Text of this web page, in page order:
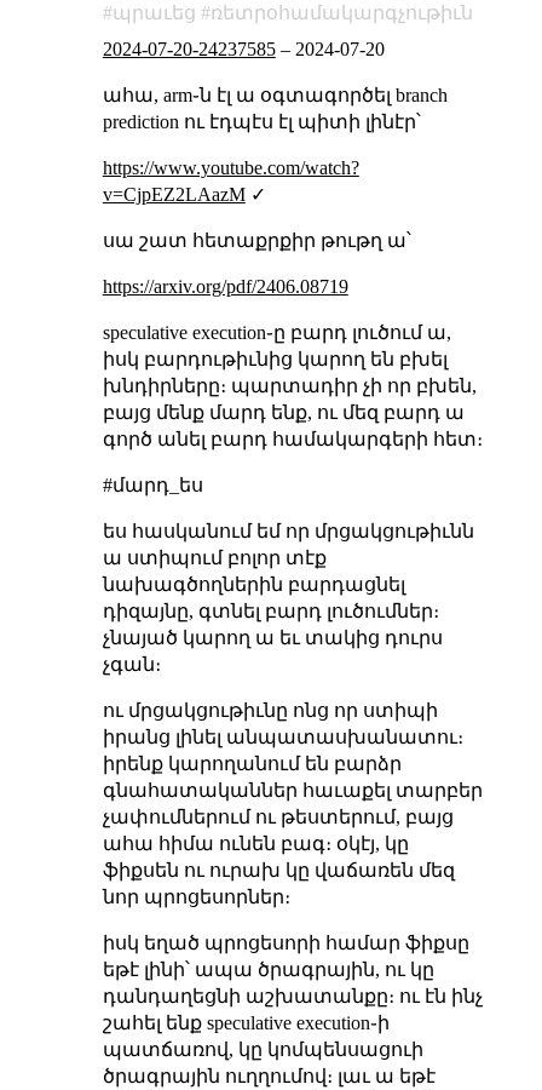
պրաւեց
ռետրօհամակարգչութիւն
2024-07-20-24237585– 2024-07-20
ահա, arm֊ն էլ ա օգտագործել branch
prediction ու էդպէս էլ պիտի լինէր՝
https://www.youtube.com/watch?
v=CjpEZ2LAazM✓
սա շատ հետաքրքիր թութղ ա՝
https://arxiv.org/pdf/2406.08719
speculative execution֊ը բարդ լուծում ա,
իսկ բարդութիւնից կարող են բխել
խնդիրները։ պարտադիր չի որ բխեն,
բայց մենք մարդ ենք, ու մեզ բարդ ա
գործ անել բարդ համակարգերի հետ։
#մարդ_ես
ես հասկանում եմ որ մրցակցութիւնն
ա ստիպում բոլոր տէք
նախագծողներին բարդացնել
դիզայնը, գտնել բարդ լուծումներ։
չնայած կարող ա եւ տակից դուրս
չգան։
ու մրցակցութիւնը ոնց որ ստիպի
իրանց լինել անպատասխանատու։
իրենք կարողանում են բարձր
գնահատականներ հաւաքել տարբեր
չափումներում ու թեստերում, բայց
ահա հիմա ունեն բագ։ օկէյ, կը
ֆիքսեն ու ուրախ կը վաճառեն մեզ
նոր պրոցեսորներ։
իսկ եղած պրոցեսորի համար ֆիքսը
եթէ լինի՝ ապա ծրագրային, ու կը
դանդաղեցնի աշխատանքը։ ու էն ինչ
շահել ենք speculative execution֊ի
պատճառով, կը կոմպենսացուի
ծրագրային ուղղումով։ լաւ ա եթէ